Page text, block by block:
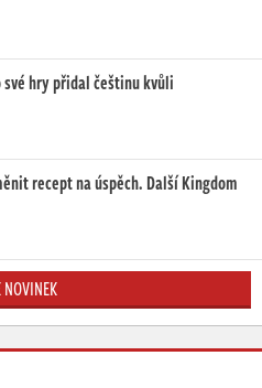
hry přidal češtinu kvůli
recept na úspěch. Další Kingdom